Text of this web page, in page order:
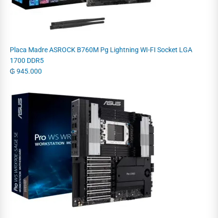
Placa Madre ASROCK B760M Pg Lightning WI-FI Socket LGA
1700 DDR5
₲ 945.000